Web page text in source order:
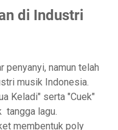
di Industri
penyanyi, namun telah
musik Indonesia.
Keladi" serta "Cuek"
tangga lagu.
membentuk poly